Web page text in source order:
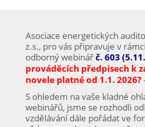
Asociace energetických
z.s., pro vás připravuje v
odborný webinářč. 603
prováděcích předpisech k
novele platné od 1.1. 2026?
S ohledem na vaše kladné
webinářů, jsme se rozhodli
vzdělávání dále pořádat ve